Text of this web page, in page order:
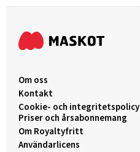
Om oss
Kontakt
Cookie- och integritetspolicy
Priser och årsabonnemang
Om Royaltyfritt
Användarlicens